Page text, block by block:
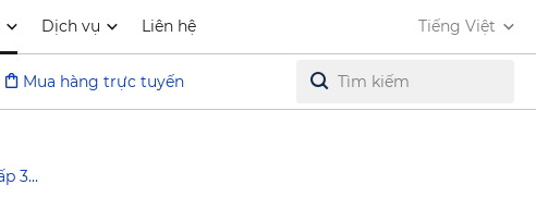
Dịch vụ Liên hệ Tiếng Việt
Mua hàng trực tuyến
3…